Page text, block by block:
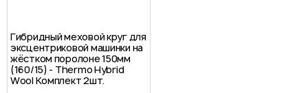
Гибридный меховой круг для
эксцентриковой машинки на
жёстком поролоне 150мм
(160/15) - Thermo Hybrid
Wool Комплект 2шт.